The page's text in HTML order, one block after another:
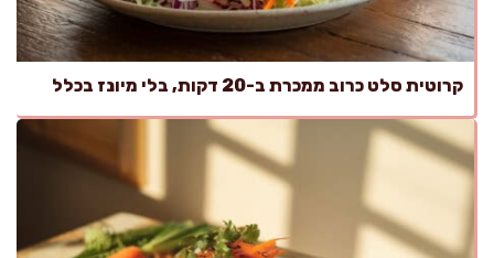
קרוטית סלט כרוב ממכרת ב-20 דקות, בלי מיונז בכלל